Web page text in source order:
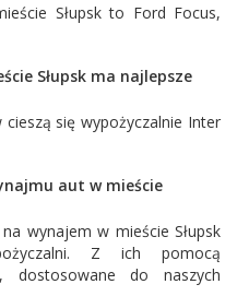
Słupsk to Ford Focus,
Słupsk ma najlepsze
się wypożyczalnie Inter
aut w mieście
wynajem w mieście Słupsk
Z ich pomocą
dostosowane do naszych